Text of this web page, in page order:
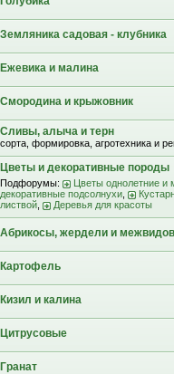
Земляника садовая - клубника
Ежевика и малина
Смородина и крыжовник
Сливы, алыча и терн
сорта, формировка, агротехника и
Цветы и декоративные породы
Подфорумы: Цветы однолетние и
декоративные подсолнухи
листвой
Деревья для красоты
Абрикосы, жердели и
Картофель
Кизил и калина
Цитрусовые
Гранат